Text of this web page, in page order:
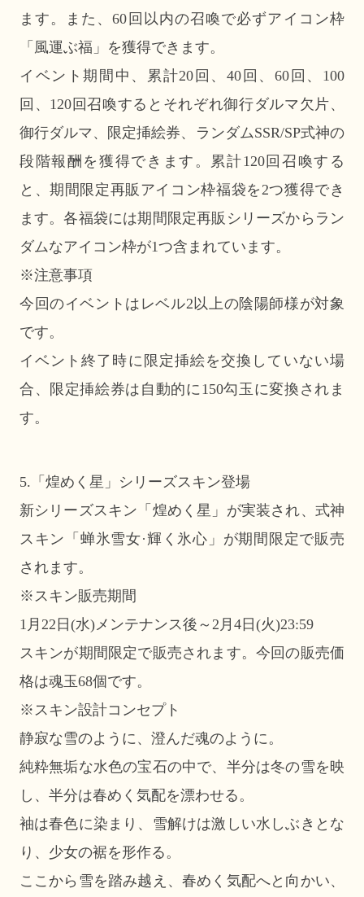
ます。また、60回以内の召喚で必ずアイコン枠
「風運ぶ福」を獲得できます。
イベント期間中、累計20回、40回、60回、100
回、120回召喚するとそれぞれ御行ダルマ欠片、
御行ダルマ、限定挿絵券、ランダムSSR/SP式神の
段階報酬を獲得できます。累計120回召喚する
と、期間限定再販アイコン枠福袋を2つ獲得でき
ます。各福袋には期間限定再販シリーズからラン
ダムなアイコン枠が1つ含まれています。
※注意事項
今回のイベントはレベル2以上の陰陽師様が対象
です。
イベント終了時に限定挿絵を交換していない場
合、限定挿絵券は自動的に150勾玉に変換されま
す。
5.「煌めく星」シリーズスキン登場
新シリーズスキン「煌めく星」が実装され、式神
スキン「蝉氷雪女·輝く氷心」が期間限定で販売
されます。
※スキン販売期間
1月22日(水)メンテナンス後～2月4日(火)23:59
スキンが期間限定で販売されます。今回の販売価
格は魂玉68個です。
※スキン設計コンセプト
静寂な雪のように、澄んだ魂のように。
純粋無垢な水色の宝石の中で、半分は冬の雪を映
し、半分は春めく気配を漂わせる。
袖は春色に染まり、雪解けは激しい水しぶきとな
り、少女の裾を形作る。
ここから雪を踏み越え、春めく気配へと向かい、